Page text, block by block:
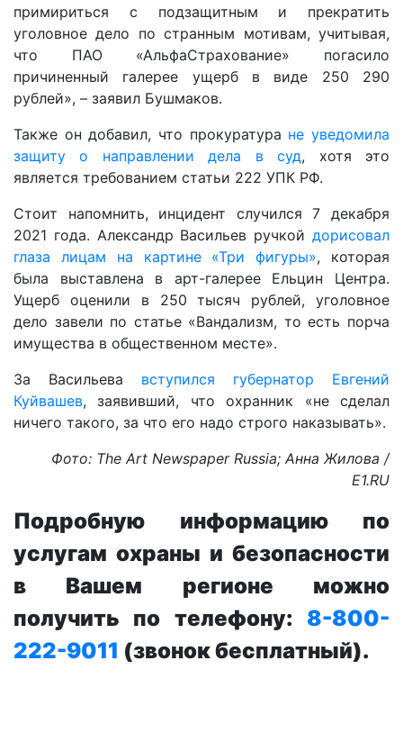
примириться с подзащитным и прекратить
уголовное дело по странным мотивам, учитывая,
что ПАО «АльфаСтрахование» погасило
причиненный галерее ущерб в виде 250 290
рублей», – заявил Бушмаков.
Также он добавил, что прокуратура не уведомила
защиту о направлении дела в суд, хотя это
является требованием статьи 222 УПК РФ.
Стоит напомнить, инцидент случился 7 декабря
2021 года. Александр Васильев ручкой дорисовал
глаза лицам на картине «Три фигуры», которая
была выставлена в арт-галерее Ельцин Центра.
Ущерб оценили в 250 тысяч рублей, уголовное
дело завели по статье «Вандализм, то есть порча
имущества в общественном месте».
За Васильева вступился губернатор Евгений
Куйвашев, заявивший, что охранник «не сделал
ничего такого, за что его надо строго наказывать».
Фото: The Art Newspaper Russia; Анна Жилова /
E1.RU
Подробную информацию по
услугам охраны и безопасности
в Вашем регионе можно
получить по телефону: 8-800-
222-9011 (звонок бесплатный).